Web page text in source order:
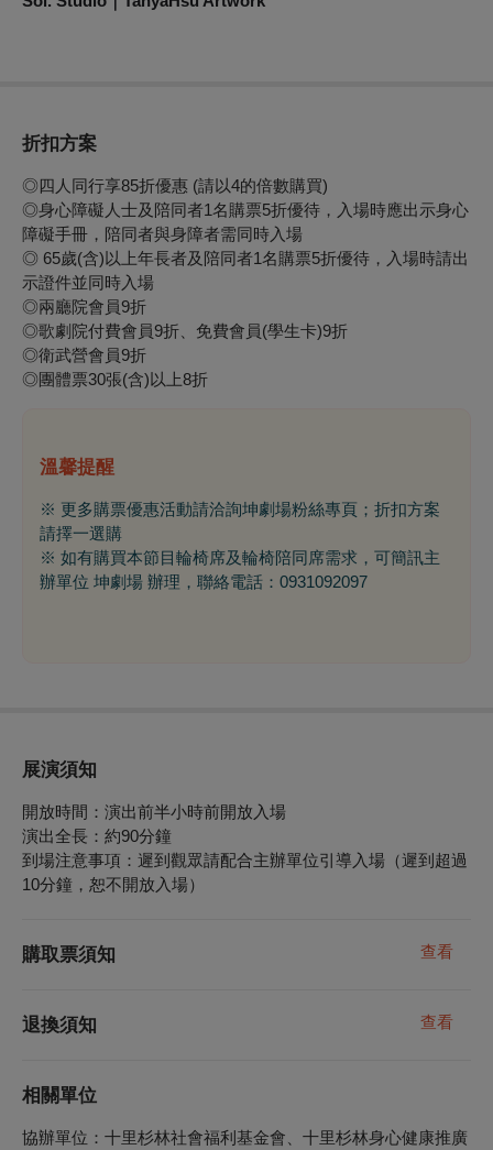
折扣方案
◎四人同行享85折優惠 (請以4的倍數購買)
◎身心障礙人士及陪同者1名購票5折優待，入場時應出示身心
障礙手冊，陪同者與身障者需同時入場
◎ 65歲(含)以上年長者及陪同者1名購票5折優待，入場時請出
示證件並同時入場
◎兩廳院會員9折
◎歌劇院付費會員9折、免費會員(學生卡)9折
◎衛武營會員9折
◎團體票30張(含)以上8折
溫馨提醒
※ 更多購票優惠活動請洽詢坤劇場粉絲專頁；折扣方案
請擇一選購
※ 如有購買本節目輪椅席及輪椅陪同席需求，可簡訊主
辦單位 坤劇場 辦理，聯絡電話：0931092097
展演須知
開放時間：演出前半小時前開放入場
演出全長：約90分鐘
到場注意事項：遲到觀眾請配合主辦單位引導入場（遲到超過
10分鐘，恕不開放入場）
購取票須知 查看
退換須知 查看
相關單位
協辦單位：十里杉林社會福利基金會、十里杉林身心健康推廣